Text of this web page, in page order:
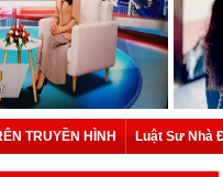
TRUYỀN HÌNH Luật Sư Nhà